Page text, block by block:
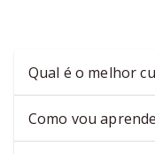
Qual é o melhor
Como vou